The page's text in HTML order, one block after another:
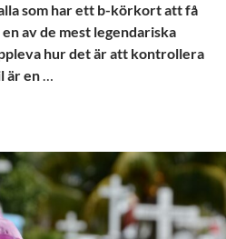
som har ett b-körkort att få
av de mest legendariska
hur det är att kontrollera
är en…